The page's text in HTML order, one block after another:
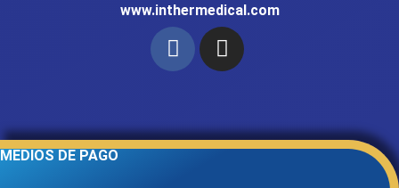
MEDIOS DE PAGO
www.inthermedical.com